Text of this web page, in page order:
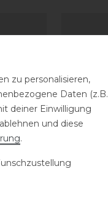
zu personalisieren,
Daten (z.B.
deiner Einwilligung
und diese
.